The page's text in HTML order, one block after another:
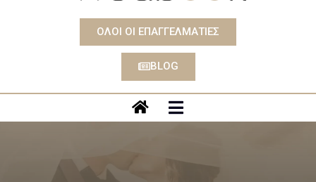
ΟΛΟΙ ΟΙ ΕΠΑΓΓΕΛΜΑΤΙΕΣ
BLOG